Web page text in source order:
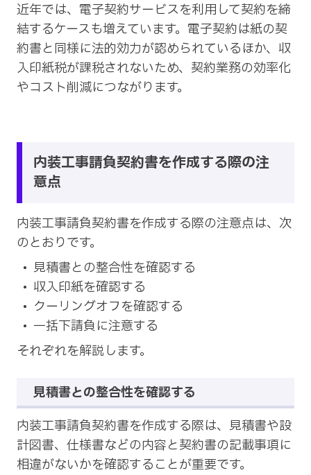
近年では、電子契約サービスを利用して契約を締
結するケースも増えています。電子契約は紙の契
約書と同様に法的効力が認められているほか、収
入印紙税が課税されないため、契約業務の効率化
やコスト削減につながります。
内装工事請負契約書を作成する際の注
意点
内装工事請負契約書を作成する際の注意点は、次
のとおりです。
見積書との整合性を確認する
収入印紙を確認する
クーリングオフを確認する
一括下請負に注意する
それぞれを解説します。
見積書との整合性を確認する
内装工事請負契約書を作成する際は、見積書や設
計図書、仕様書などの内容と契約書の記載事項に
相違がないかを確認することが重要です。